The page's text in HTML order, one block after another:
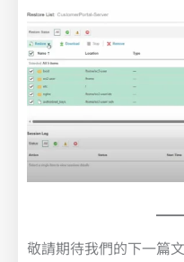
敬請期待我們的下一篇